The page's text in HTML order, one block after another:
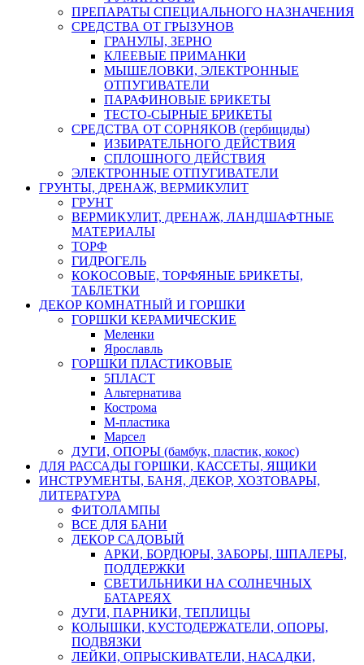
ПРЕПАРАТЫ СПЕЦИАЛЬНОГО НАЗНАЧЕНИЯ
СРЕДСТВА ОТ ГРЫЗУНОВ
ГРАНУЛЫ, ЗЕРНО
КЛЕЕВЫЕ ПРИМАНКИ
МЫШЕЛОВКИ, ЭЛЕКТРОННЫЕ
ОТПУГИВАТЕЛИ
ПАРАФИНОВЫЕ БРИКЕТЫ
ТЕСТО-СЫРНЫЕ БРИКЕТЫ
СРЕДСТВА ОТ СОРНЯКОВ (гербициды)
ИЗБИРАТЕЛЬНОГО ДЕЙСТВИЯ
СПЛОШНОГО ДЕЙСТВИЯ
ЭЛЕКТРОННЫЕ ОТПУГИВАТЕЛИ
ГРУНТЫ, ДРЕНАЖ, ВЕРМИКУЛИТ
ГРУНТ
ВЕРМИКУЛИТ, ДРЕНАЖ, ЛАНДШАФТНЫЕ
МАТЕРИАЛЫ
ТОРФ
ГИДРОГЕЛЬ
КОКОСОВЫЕ, ТОРФЯНЫЕ БРИКЕТЫ,
ТАБЛЕТКИ
ДЕКОР КОМНАТНЫЙ И ГОРШКИ
ГОРШКИ КЕРАМИЧЕСКИЕ
Меленки
Ярославль
ГОРШКИ ПЛАСТИКОВЫЕ
5ПЛАСТ
Альтернатива
Кострома
М-пластика
Марсел
ДУГИ, ОПОРЫ (бамбук, пластик, кокос)
ДЛЯ РАССАДЫ ГОРШКИ, КАССЕТЫ, ЯЩИКИ
ИНСТРУМЕНТЫ, БАНЯ, ДЕКОР, ХОЗТОВАРЫ,
ЛИТЕРАТУРА
ФИТОЛАМПЫ
ВСЕ ДЛЯ БАНИ
ДЕКОР САДОВЫЙ
АРКИ, БОРДЮРЫ, ЗАБОРЫ, ШПАЛЕРЫ,
ПОДДЕРЖКИ
СВЕТИЛЬНИКИ НА СОЛНЕЧНЫХ
БАТАРЕЯХ
ДУГИ, ПАРНИКИ, ТЕПЛИЦЫ
КОЛЫШКИ, КУСТОДЕРЖАТЕЛИ, ОПОРЫ,
ПОДВЯЗКИ
ЛЕЙКИ, ОПРЫСКИВАТЕЛИ, НАСАДКИ,